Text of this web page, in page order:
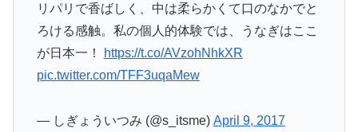
リパリで香ばしく、中は柔らかくて口のなかでと
ろける感触。私の個人的体験では、うなぎはここ
が日本一！
https://t.co/AVzohNhkXR
pic.twitter.com/TFF3uqaMew
— しぎょういつみ (@s_itsme) April 9, 2017